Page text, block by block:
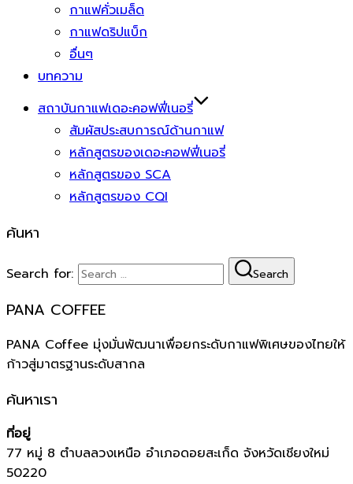
กาแฟคั่วเมล็ด
กาแฟดริปแบ็ก
อื่นๆ
บทความ
สถาบันกาแฟเดอะคอฟฟี่เนอรี่
สัมผัสประสบการณ์ด้านกาแฟ
หลักสูตรของเดอะคอฟฟี่เนอรี่
หลักสูตรของ SCA
หลักสูตรของ CQI
ค้นหา
Search for: Search
PANA COFFEE
PANA Coffee มุ่งมั่นพัฒนาเพื่อยกระดับกาแฟพิเศษของไทยให้
ก้าวสู่มาตรฐานระดับสากล
ค้นหาเรา
ที่อยู่
77 หมู่ 8 ตำบลลวงเหนือ อำเภอดอยสะเก็ด จังหวัดเชียงใหม่
50220